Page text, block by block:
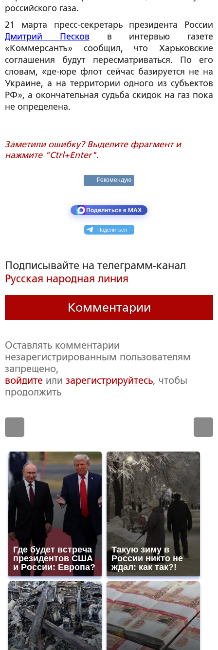
российского газа.
21 марта пресс-секретарь президента России
Дмитрий Песков в интервью газете
«Коммерсантъ» сообщил, что Харьковские
соглашения будут пересматриваться. По его
словам, «де-юре флот сейчас базируется не на
Украине, а на территории одного из субъектов
РФ», а окончательная судьба скидок на газ пока
не определена.
Заметили ошибку? Выделите фрагмент и
нажмите "Ctrl+Enter".
Рекомендую
Поделиться в MAX
Поделиться
Подписывайте на телеграмм-канал
Русская народная линия
Комментарии
Оставлять комментарии
незарегистрированным пользователям
запрещено,
войдите или зарегистрируйтесь, чтобы
продолжить
Где будет встреча
президентов США
и России: Европа?
Такую зиму в
России никто не
ждал: как так?!